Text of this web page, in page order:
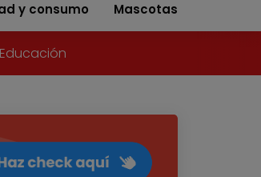
y consumo Mascotas
Educación